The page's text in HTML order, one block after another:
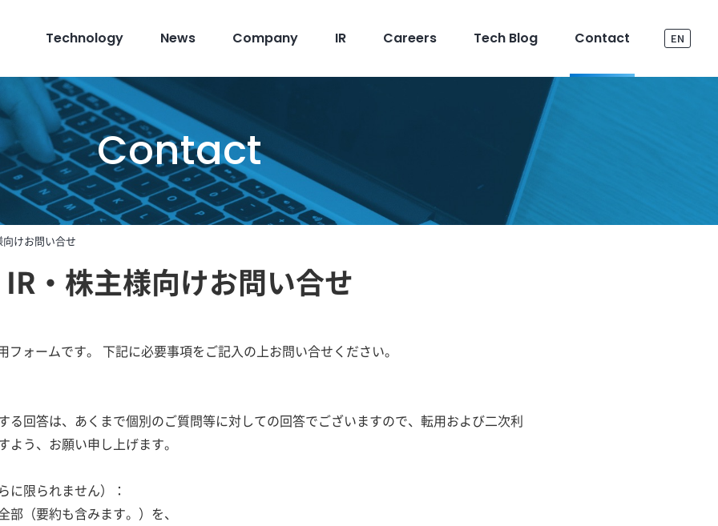
Technology News Company IR Careers Tech Blog Contact EN
Contact
けお問い合せ
IR・株主様向けお問い合せ
フォームです。 下記に必要事項をご記入の上お問い合せください。
る回答は、あくまで個別のご質問等に対しての回答でございますので、転用および二次利
う、お願い申し上げます。
限られません）：
（要約も含みます。）を、